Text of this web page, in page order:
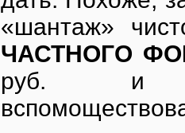
«шантаж»
ЧАСТНОГО
руб. и